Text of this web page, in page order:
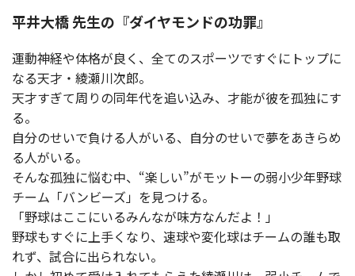
平井大橋 先生の『ダイヤモンドの功罪』
運動神経や体格が良く、全てのスポーツですぐにトップに
なる天才・綾瀬川次郎。
天才すぎて周りの同年代を追い込み、才能が彼を孤独にす
る。
自分のせいで負ける人がいる、自分のせいで夢をあきらめ
る人がいる。
そんな孤独に悩む中、“楽しい”がモットーの弱小少年野球
チーム「バンビーズ」を見つける。
「野球はここにいるみんなが味方なんだよ！」
野球もすぐに上手くなり、速球や変化球はチームの誰も取
れず、試合に出られない。